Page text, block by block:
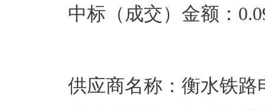
中标（成交）金额：
供应商名称：衡水铁路